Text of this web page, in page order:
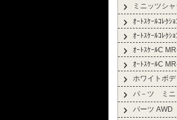
ミニッツシ
ｵｰﾄｽｹｰﾙｺﾚｸｼ
ｵｰﾄｽｹｰﾙｺﾚｸｼ
ｵｰﾄｽｹｰﾙC
ｵｰﾄｽｹｰﾙC
ホワイトボ
パ－ツ ミニ
パーツ AWD